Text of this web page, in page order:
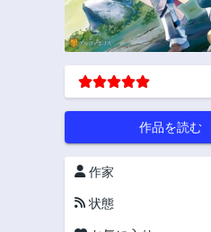
作品を読む
作家
状態